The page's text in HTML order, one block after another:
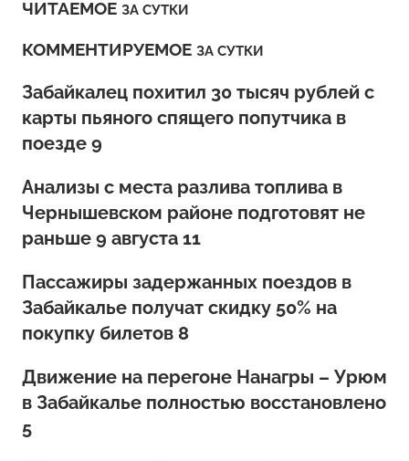
ЧИТАЕМОЕ ЗА СУТКИ
КОММЕНТИРУЕМОЕ ЗА СУТКИ
Забайкалец похитил 30 тысяч рублей с
карты пьяного спящего попутчика в
поезде 9
Анализы с места разлива топлива в
Чернышевском районе подготовят не
раньше 9 августа 11
Пассажиры задержанных поездов в
Забайкалье получат скидку 50% на
покупку билетов 8
Движение на перегоне Нанагры – Урюм
в Забайкалье полностью восстановлено
5